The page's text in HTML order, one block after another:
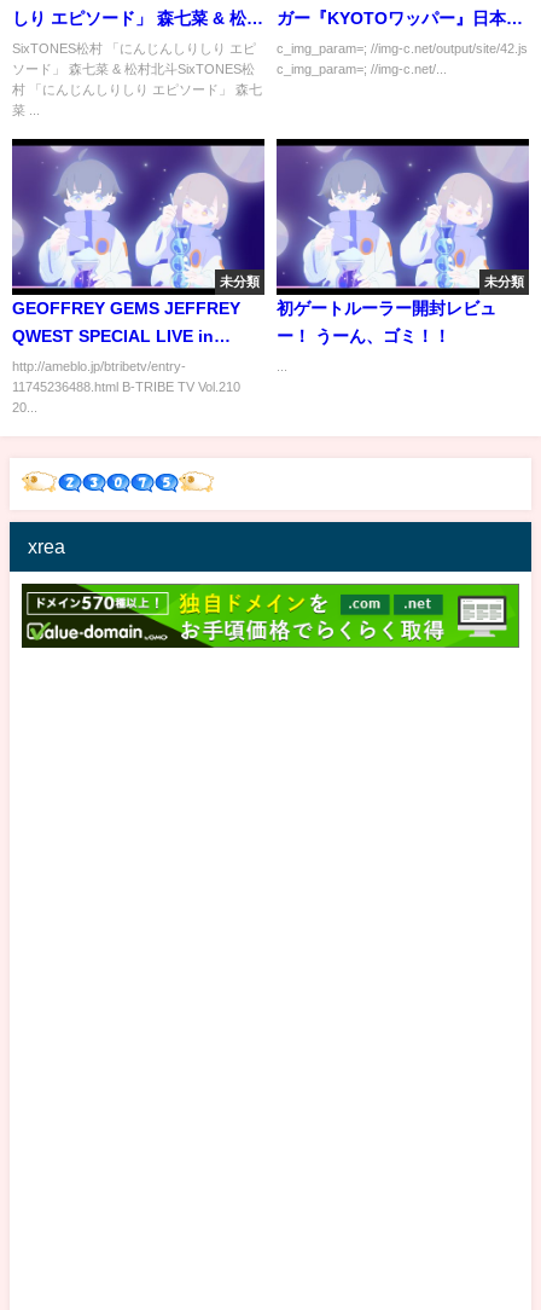
しり エピソード」 森七菜 & 松村
北斗
SixTONES松村 「にんじんしりしり エピ
ソード」 森七菜 & 松村北斗SixTONES松
村 「にんじんしりしり エピソード」 森七
菜 ...
ガー『KYOTOワッパー』日本限
定発売！ウェンディーズでは高
級バーガーｗｗｗｗｗ
c_img_param=; //img-c.net/output/site/42.js
c_img_param=; //img-c.net/...
未分類
GEOFFREY GEMS JEFFREY
QWEST SPECIAL LIVE in
KYOTO［B-TRIBE TV
vol.210］
http://ameblo.jp/btribetv/entry-
11745236488.html B-TRIBE TV Vol.210
20...
未分類
初ゲートルーラー開封レビュ
ー！ うーん、ゴミ！！
xrea